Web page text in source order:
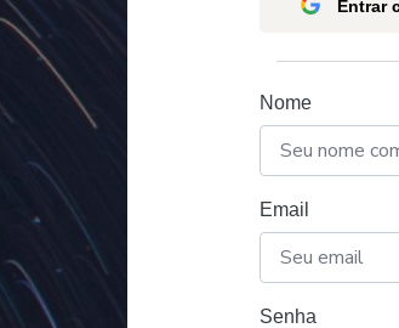
Entrar
Nome
Email
Senha